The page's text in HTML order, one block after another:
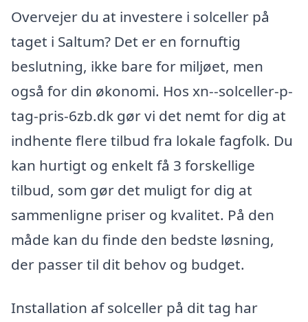
Overvejer du at investere i solceller på
taget i Saltum? Det er en fornuftig
beslutning, ikke bare for miljøet, men
også for din økonomi. Hos xn--solceller-p-
tag-pris-6zb.dk gør vi det nemt for dig at
indhente flere tilbud fra lokale fagfolk. Du
kan hurtigt og enkelt få 3 forskellige
tilbud, som gør det muligt for dig at
sammenligne priser og kvalitet. På den
måde kan du finde den bedste løsning,
der passer til dit behov og budget.
Installation af solceller på dit tag har